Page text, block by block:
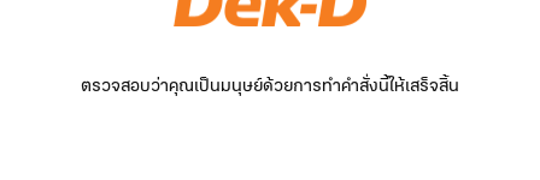
ตรวจสอบว่าคุณเป็นมนุษย์ด้วยการทำคำสั่งนี้ให้เสร็จสิ้น